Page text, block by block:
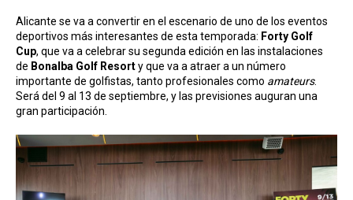
Alicante se va a convertir en el escenario de uno de los eventos
deportivos más interesantes de esta temporada: Forty Golf
Cup, que va a celebrar su segunda edición en las instalaciones
de Bonalba Golf Resorty que va a atraer a un número
importante de golfistas, tanto profesionales como amateurs.
Será del 9 al 13 de septiembre, y las previsiones auguran una
gran participación.